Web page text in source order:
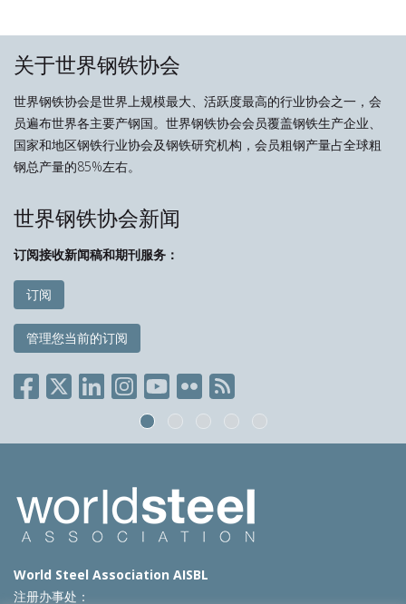
关于世界钢铁协会
世界钢铁协会是世界上规模最大、活跃度最高的行业协会之一，会
员遍布世界各主要产钢国。世界钢铁协会会员覆盖钢铁生产企业、
国家和地区钢铁行业协会及钢铁研究机构，会员粗钢产量占全球粗
钢总产量的85%左右。
世界钢铁协会新闻
订阅接收新闻稿和期刊服务：
订阅
管理您当前的订阅
World Steel Association AISBL
注册办事处：